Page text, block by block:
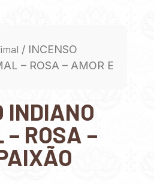
/ INCENSO
– ROSA – AMOR E
INDIANO
ROSA –